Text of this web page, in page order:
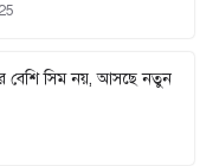
বেশি সিম নয়, আসছে নতুন